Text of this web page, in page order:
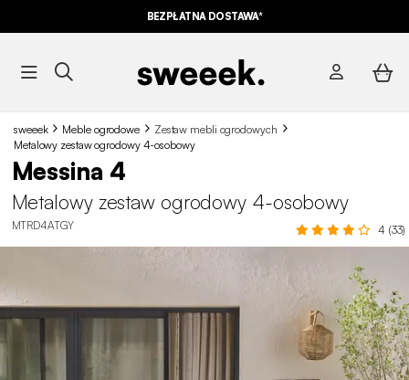
NA NASZE MEGA OFERTY Z KODEM
BEZPŁATNA DOSTAWA*
sweeek Meble ogrodowe
Zestaw mebli ogrodowych
Metalowy zestaw ogrodowy 4-osobowy
Messina 4
Metalowy zestaw ogrodowy 4-osobowy
MTRD4ATGY 4 (33)